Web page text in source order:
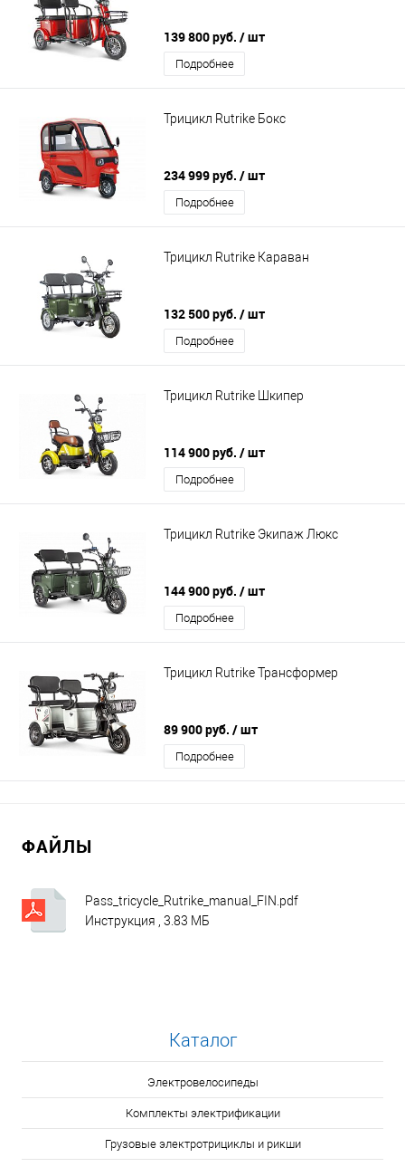
139 800 руб. / шт
Подробнее
Трицикл Rutrike Бокс
234 999 руб. / шт
Подробнее
Трицикл Rutrike Караван
132 500 руб. / шт
Подробнее
Трицикл Rutrike Шкипер
114 900 руб. / шт
Подробнее
Трицикл Rutrike Экипаж Люкс
144 900 руб. / шт
Подробнее
Трицикл Rutrike Трансформер
89 900 руб. / шт
Подробнее
ФАЙЛЫ
Pass_tricycle_Rutrike_manual_FIN.pdf
Инструкция , 3.83 МБ
Каталог
Электровелосипеды
Комплекты электрификации
Грузовые электротрициклы и рикши